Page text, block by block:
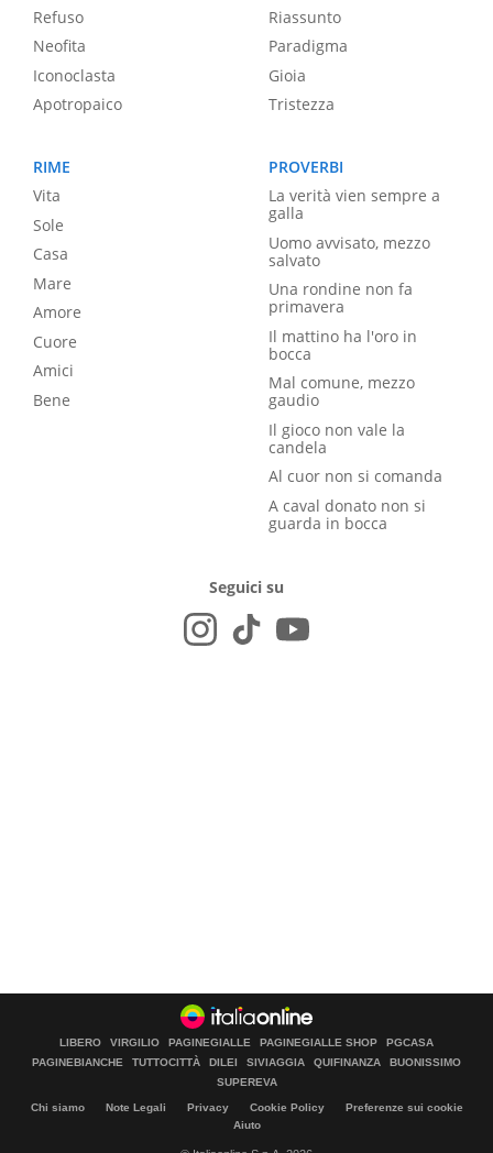
Refuso
Neofita
Iconoclasta
Apotropaico
Riassunto
Paradigma
Gioia
Tristezza
RIME
Vita
Sole
Casa
Mare
Amore
Cuore
Amici
Bene
PROVERBI
La verità vien sempre a
galla
Uomo avvisato, mezzo
salvato
Una rondine non fa
primavera
Il mattino ha l'oro in
bocca
Mal comune, mezzo
gaudio
Il gioco non vale la
candela
Al cuor non si comanda
A caval donato non si
guarda in bocca
Seguici su
LIBERO VIRGILIO PAGINEGIALLE PAGINEGIALLE SHOP
PGCASA
PAGINEBIANCHE
TUTTOCITTÀ DILEI SIVIAGGIA QUIFINANZA
BUONISSIMO
SUPEREVA
Chi siamo Note Legali Privacy Cookie Policy
Preferenze sui cookie
Aiuto